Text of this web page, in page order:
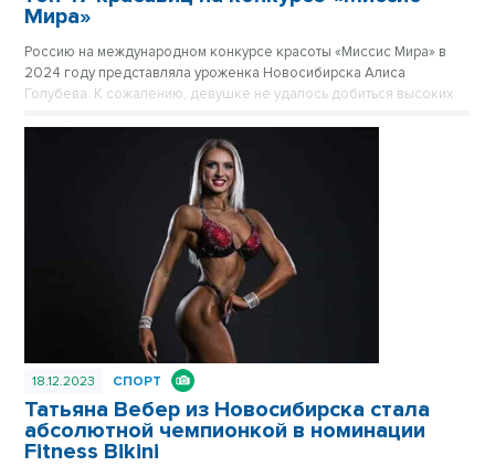
Мира»
Россию на международном конкурсе красоты «Миссис Мира» в
2024 году представляла уроженка Новосибирска Алиса
Голубева. К сожалению, девушке не удалось добиться высоких
18.12.2023 СПОРТ
Татьяна Вебер из Новосибирска стала
абсолютной чемпионкой в номинации
Fitness Bikini